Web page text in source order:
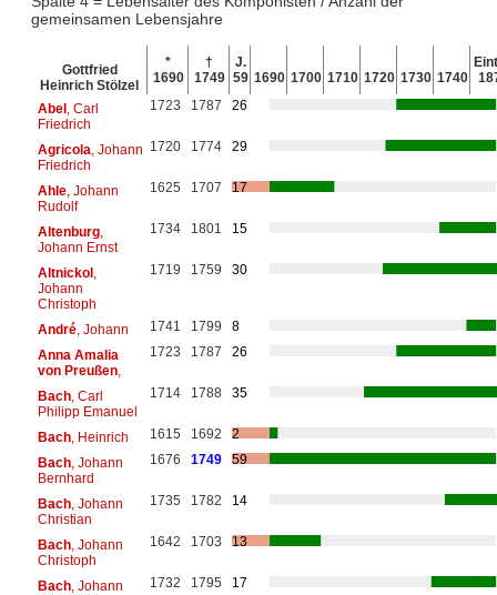
gemeinsamen Lebensjahre
Gottfried
Heinrich Stölzel
*
1690
†
1749
J.
59 1690 1700 1710 1720 1730 1740
Abel, Carl
Friedrich
1723 1787 26
Agricola , Johann
Friedrich
1720 1774 29
Ahle, Johann
Rudolf
1625 1707 17
Altenburg,
Johann Ernst
1734 1801 15
Altnickol,
Johann
Christoph
1719 1759 30
André, Johann 1741 1799
8
Anna Amalia
von Preußen,
1723 1787 26
Bach, Carl
Philipp Emanuel
1714 1788 35
Bach, Heinrich 1615 1692
2
Bach, Johann
Bernhard
1676 1749 59
Bach, Johann
Christian
1735 1782 14
Bach, Johann
Christoph
1642 1703 13
Bach, Johann
1732 1795 17